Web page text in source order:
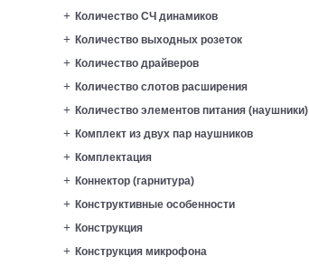
Количество СЧ динамиков
Количество выходных розеток
Количество драйверов
Количество слотов расширения
Количество элементов питания (наушники)
Комплект из двух пар наушников
Комплектация
Коннектор (гарнитура)
Конструктивные особенности
Конструкция
Конструкция микрофона